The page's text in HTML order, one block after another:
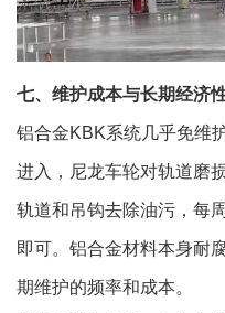
七、维护成本与长期经济
铝合金KBK系统几乎免
进入，尼龙车轮对轨道磨
轨道和吊钩去除油污，每
即可。铝合金材料本身耐
期维护的频率和成本。